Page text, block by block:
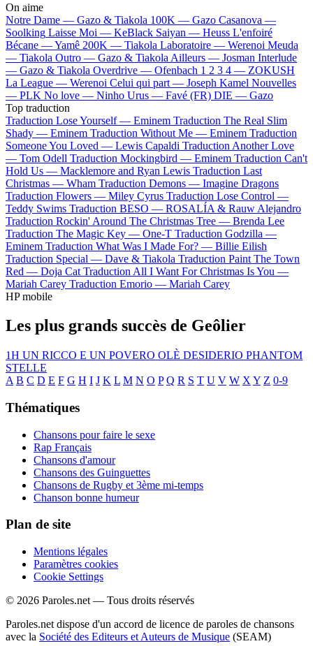
On aime
Notre Dame — Gazo & Tiakola 100K — Gazo Casanova —
Soolking Laisse Moi — KeBlack Saiyan — Heuss L'enfoiré
Bécane —Yamê 200K — Tiakola Laboratoire — Werenoi Meuda
— Tiakola Outro — Gazo & Tiakola Ailleurs — Josman Interlude
— Gazo & Tiakola Overdrive — Ofenbach 1 2 3 4 — ZOKUSH
La League — Werenoi Celui qui part — Joseph Kamel Nouvelles
— PLK No love — Ninho Urus — Favé (FR) DIE — Gazo
Top traduction
Traduction Lose Yourself — Eminem Traduction The Real Slim
Shady — Eminem Traduction Without Me — Eminem Traduction
Someone You Loved — Lewis Capaldi Traduction Another Love
— Tom Odell Traduction Mockingbird — Eminem Traduction Can't
Hold Us — Macklemore and Ryan Lewis Traduction Last
Christmas — Wham Traduction Demons — Imagine Dragons
Traduction Flowers — Miley Cyrus Traduction Lose Control —
Teddy Swims Traduction BESO — ROSALÍA & Rauw Alejandro
Traduction Rockin' Around The Christmas Tree — Brenda Lee
Traduction The Magic Key — One-T Traduction Godzilla —
Eminem Traduction What Was I Made For? — Billie Eilish
Traduction Special — Dave & Tiakola Traduction Paint The Town
Red — Doja Cat Traduction All I Want For Christmas Is You —
Mariah Carey Traduction Emorio — Mariah Carey
HP mobile
Les plus grands succès de Geôlier
1H UN RICCO E UN POVERO OLÈ DESIDERIO PHANTOM
STELLE
A B C D E F G H I J K L M N O P Q R S T U V W X Y Z 0-9
Thématiques
Chansons pour faire le sexe
Rap Français
Chansons d'amour
Chansons des Guinguettes
Chansons de Rugby et 3ème mi-temps
Chanson bonne humeur
Plan de site
Mentions légales
Paramètres cookies
Cookie Settings
© 2026 Paroles.net — Tous droits réservés
Paroles.net dispose d'un accord de licence de paroles de chansons
avec la Société des Editeurs et Auteurs de Musique (SEAM)